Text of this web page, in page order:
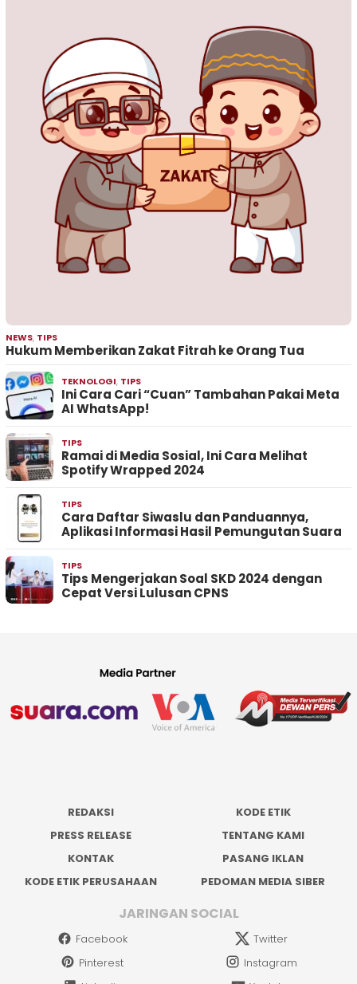
NEWS, TIPS
Hukum Memberikan Zakat Fitrah ke Orang Tua
TEKNOLOGI, TIPS
Ini Cara Cari “Cuan” Tambahan Pakai Meta
AI WhatsApp!
TIPS
Ramai di Media Sosial, Ini Cara Melihat
Spotify Wrapped 2024
TIPS
Cara Daftar Siwaslu dan Panduannya,
Aplikasi Informasi Hasil Pemungutan Suara
TIPS
Tips Mengerjakan Soal SKD 2024 dengan
Cepat Versi Lulusan CPNS
REDAKSI
KODE ETIK
PRESS RELEASE
TENTANG KAMI
KONTAK
PASANG IKLAN
KODE ETIK PERUSAHAAN
PEDOMAN MEDIA SIBER
JARINGAN SOCIAL
Facebook
Twitter
Pinterest
Instagram